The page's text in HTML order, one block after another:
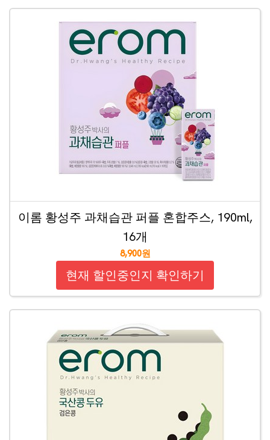
이롬 황성주 과채습관 퍼플 혼합주스, 190ml,
16개
8,900원
현재 할인중인지 확인하기